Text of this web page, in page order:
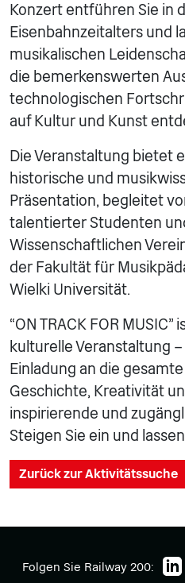
Konzert entführen Sie in
Eisenbahnzeitalters und
musikalischen
die bemerkenswerten
technologischen
auf Kultur und Kunst
Die Veranstaltung bietet
historische und
Präsentation, begleitet
talentierter Studenten
Wissenschaftlichen
der Fakultät für
Wielki Universität.
“ON TRACK FOR
kulturelle Veranstaltung
Einladung an die
Geschichte, Kreativität
inspirierende und
Steigen Sie ein und
Zurück zur Aktivitätssuche
Folgen Sie Railway 200: